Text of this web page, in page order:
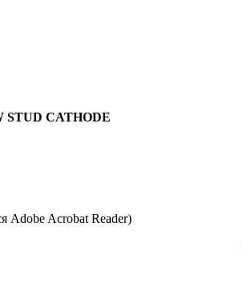
STUD CATHODE
Adobe Acrobat Reader)